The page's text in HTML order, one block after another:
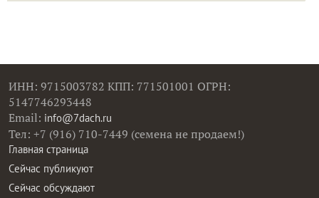
ИНН: 9715003782 КПП: 771501001 ОГРН:
5147746293448
Email: info@7dach.ru
Тел: +7 (916) 710-7449 (семена не продаем!)
Главная страница
Сейчас публикуют
Сейчас обсуждают